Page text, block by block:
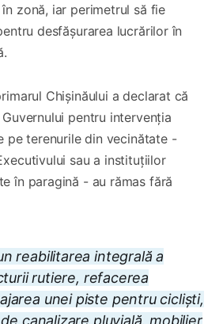
zonă, iar perimetrul să fie
desfășurarea lucrărilor în
Chișinăului a declarat că
pentru intervenția
pe terenurile din vecinătate -
sau a instituțiilor
în paragină - au rămas fără
reabilitarea integrală a
rutiere, refacerea
unei piste pentru cicliști,
canalizare pluvială, mobilier